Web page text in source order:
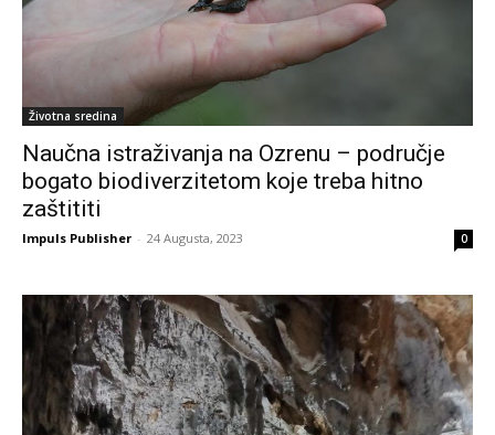
Životna sredina
Naučna istraživanja na Ozrenu – područje
bogato biodiverzitetom koje treba hitno
zaštititi
Impuls Publisher - 24 Augusta, 2023 0